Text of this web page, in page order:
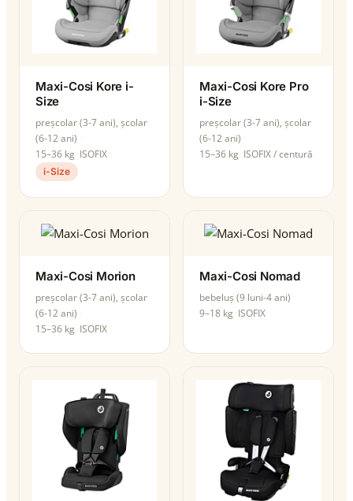
Maxi-Cosi Kore i-
Size
preșcolar (3-7 ani), școlar
(6-12 ani)
15–36 kg ISOFIX
i-Size
Maxi-Cosi Kore Pro
i-Size
preșcolar (3-7 ani), școlar
(6-12 ani)
15–36 kg ISOFIX / centură
Maxi-Cosi Morion
preșcolar (3-7 ani), școlar
(6-12 ani)
15–36 kg ISOFIX
Maxi-Cosi Nomad
bebeluș (9 luni-4 ani)
9–18 kg ISOFIX